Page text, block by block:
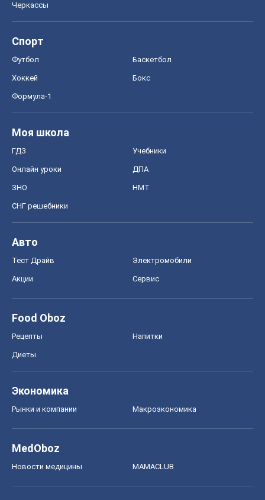
Черкассы
Спорт
Футбол Баскетбол
Хоккей Бокс
Формула-1
Моя школа
ГДЗ Учебники
Онлайн уроки ДПА
ЗНО НМТ
СНГ решебники
Авто
Тест Драйв Электромобили
Акции Сервис
Food Oboz
Рецепты Напитки
Диеты
Экономика
Рынки и компании Mакроэкономика
MedOboz
Новости медицины MAMACLUB